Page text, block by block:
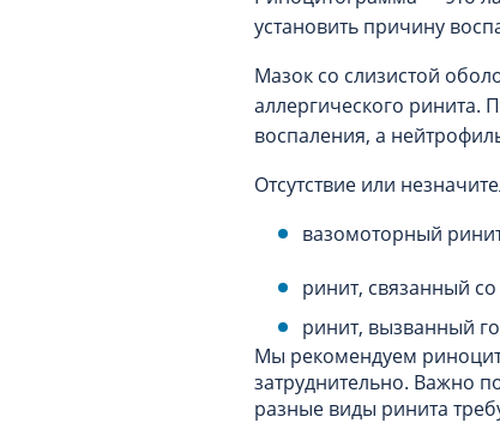
установить причину
Мазок со слизистой
аллергического ринита.
воспаления, а
Отсутствие или
вазомоторный
ринит, связанный
ринит, вызванный
Мы рекомендуем
затруднительно. Важно
разные виды ринита